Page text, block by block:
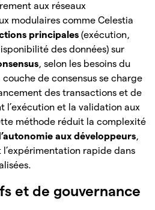
aux réseaux
modulaires comme Celestia
principales (exécution,
des données) sur
, selon les besoins du
de consensus se charge
des transactions et de
l’exécution et la validation aux
méthode réduit la complexité
aux développeurs,
rapide dans
et de gouvernance